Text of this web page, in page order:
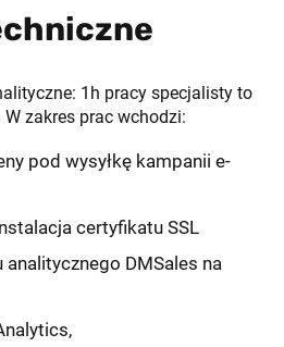
1h pracy specjalisty to
W zakres prac wchodzi:
pod wysyłkę kampanii e-
certyfikatu SSL
DMSales na